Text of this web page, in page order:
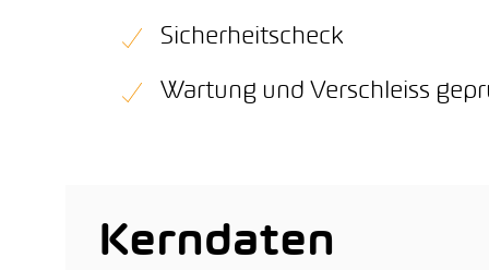
Sicherheitscheck
Wartung und Verschleiss
Kerndaten